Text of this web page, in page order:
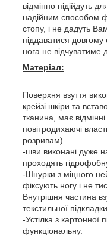
відмінно підійдуть
надійним способом
стопу, і не дадуть
піддаватися
нога не відчуватиме
Матеріал:
Поверхня взуття
крейзі шкіри та
тканина, має
повітродихаючі
розривам).
-шви виконані дуже
проходять
-Шнурки з міцного
фіксують ногу і не
Внутрішня частина
текстильної
-Устілка з картонної
функціональну.